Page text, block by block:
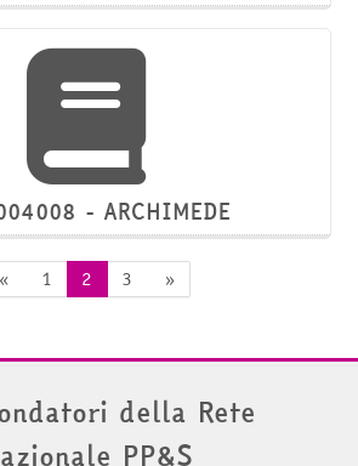
- ARCHIMEDE
« Pagina precedente
1Pagina 1
2Pagina 2
3Pagina 3
»Pagina successiva
della Rete
PP&S